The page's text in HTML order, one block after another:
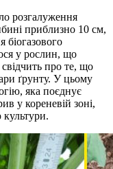
розгалуження
приблизно 10 см,
біогазового
у рослин, що
про те, що
ґрунту. У цьому
яка поєднує
у кореневій зоні,